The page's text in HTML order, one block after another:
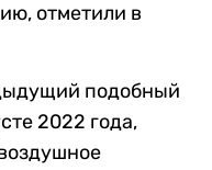
отметили в
подобный
2022 года,